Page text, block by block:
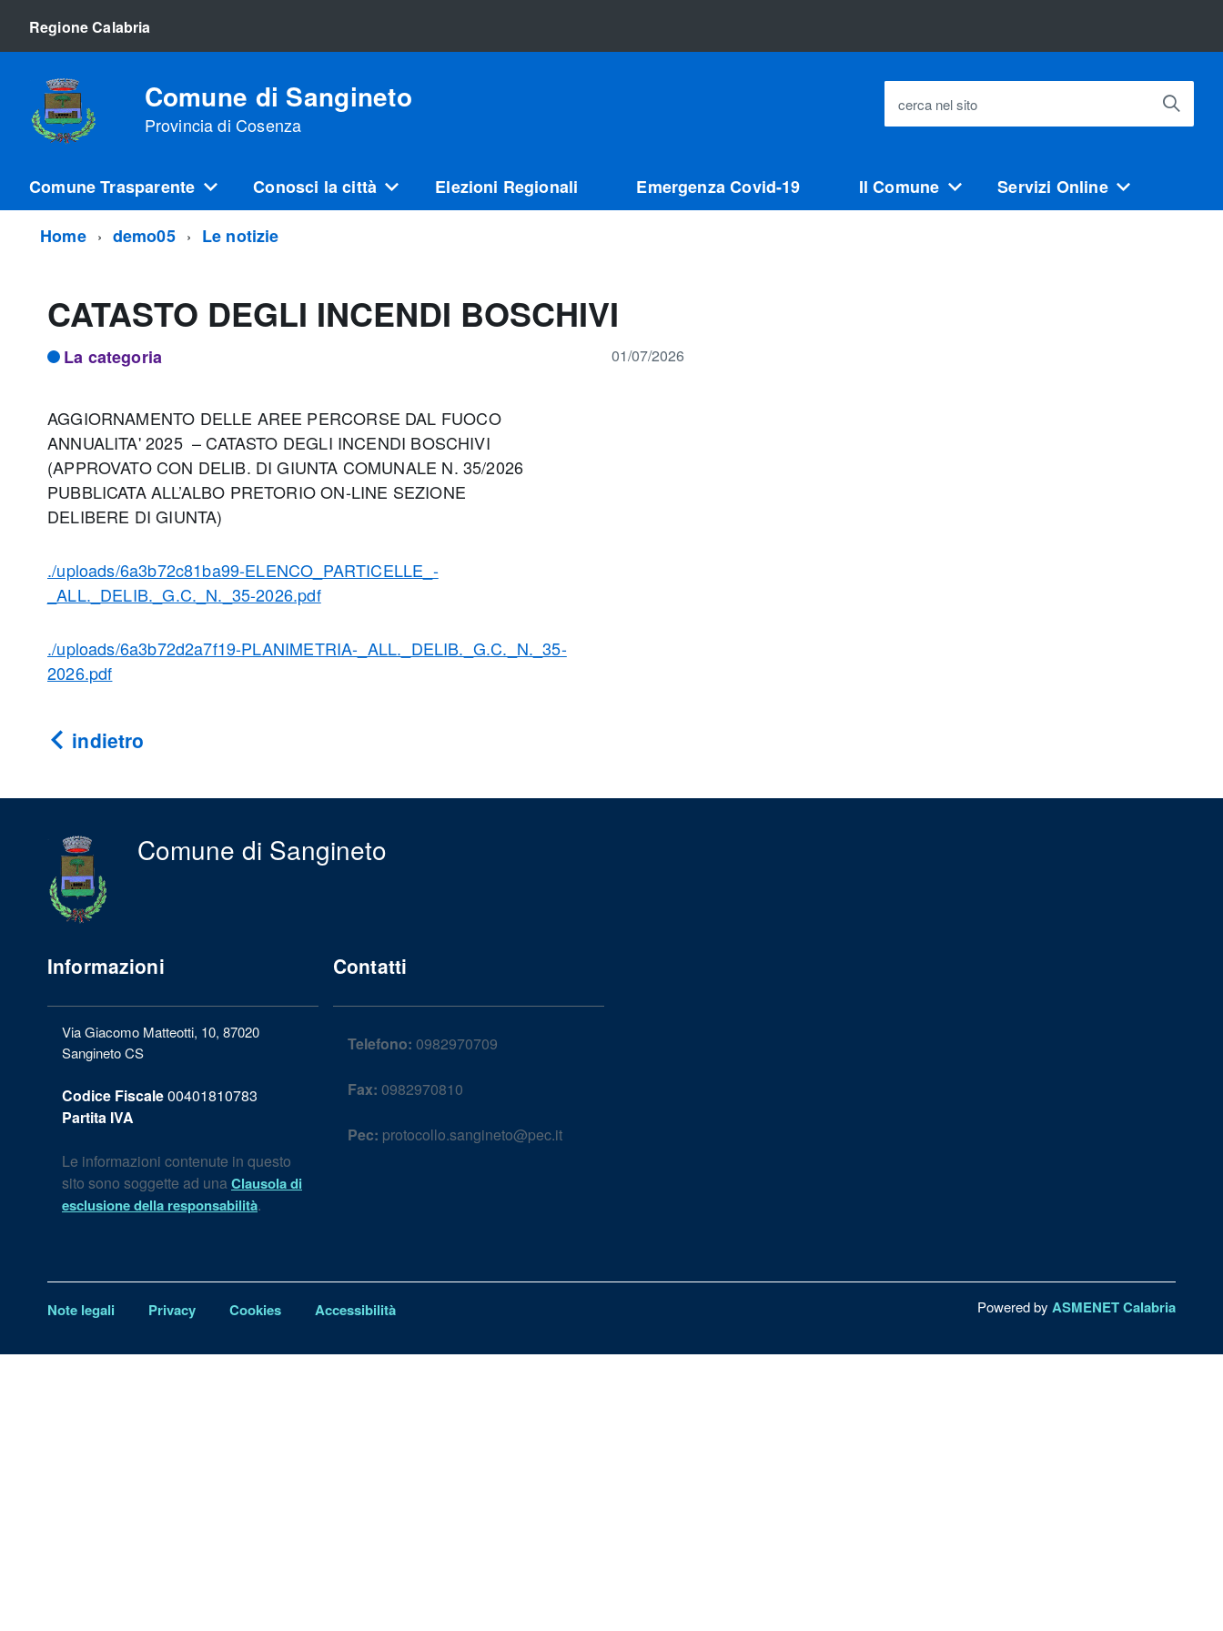
Regione Calabria
Comune di Sangineto
Provincia di Cosenza
cerca nel sito
Comune Trasparente Conosci la città Elezioni Regionali Emergenza Covid-19 Il Comune Servizi Online
Home demo05 Le notizie
CATASTO DEGLI INCENDI BOSCHIVI
La categoria 01/07/2026
AGGIORNAMENTO DELLE AREE PERCORSE DAL FUOCO
ANNUALITA' 2025 – CATASTO DEGLI INCENDI BOSCHIVI
(APPROVATO CON DELIB. DI GIUNTA COMUNALE N. 35/2026
PUBBLICATA ALL’ALBO PRETORIO ON-LINE SEZIONE
DELIBERE DI GIUNTA)
./uploads/6a3b72c81ba99-ELENCO_PARTICELLE_-
_ALL._DELIB._G.C._N._35-2026.pdf
./uploads/6a3b72d2a7f19-PLANIMETRIA-_ALL._DELIB._G.C._N._35-
2026.pdf
indietro
Comune di Sangineto
Informazioni
Via Giacomo Matteotti, 10, 87020
Sangineto CS
Codice Fiscale00401810783
Partita IVA
Le informazioni contenute in questo
sito sono soggette ad unaClausola di
esclusione della responsabilità.
Contatti
Telefono: 0982970709
Fax: 0982970810
Pec: protocollo.sangineto@pec.it
Note legali Privacy Cookies Accessibilità Powered by ASMENET Calabria